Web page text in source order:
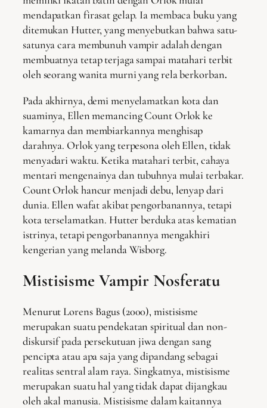
mendapatkan firasat gelap. Ia membaca buku yang
ditemukan Hutter, yang menyebutkan bahwa satu-
satunya cara membunuh vampir adalah dengan
membuatnya tetap terjaga sampai matahari terbit
oleh seorang wanita murni yang rela berkorban.
Pada akhirnya, demi menyelamatkan kota dan
suaminya, Ellen memancing Count Orlok ke
kamarnya dan membiarkannya menghisap
darahnya. Orlok yang terpesona oleh Ellen, tidak
menyadari waktu. Ketika matahari terbit, cahaya
mentari mengenainya dan tubuhnya mulai terbakar.
Count Orlok hancur menjadi debu, lenyap dari
dunia. Ellen wafat akibat pengorbanannya, tetapi
kota terselamatkan. Hutter berduka atas kematian
istrinya, tetapi pengorbanannya mengakhiri
kengerian yang melanda Wisborg.
Mistisisme Vampir Nosferatu
Menurut Lorens Bagus (2000), mistisisme
merupakan suatu pendekatan spiritual dan non-
diskursif pada persekutuan jiwa dengan sang
pencipta atau apa saja yang dipandang sebagai
realitas sentral alam raya. Singkatnya, mistisisme
merupakan suatu hal yang tidak dapat dijangkau
oleh akal manusia. Mistisisme dalam kaitannya